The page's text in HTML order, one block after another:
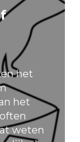
het
het
weten